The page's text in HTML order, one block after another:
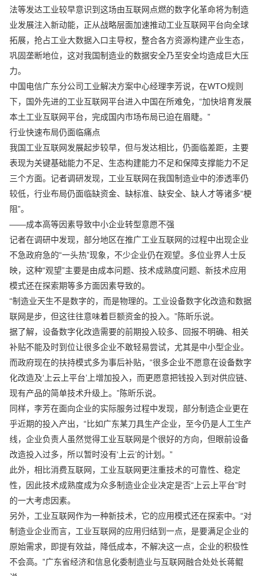
法等发达工业较早意识到这场由互联网点燃的数字化革命将为制造
业发展注入新动能，正从战略层面加速推动工业互联网平台向全球
拓展，抢占工业大数据入口主导权，整合各方资源构建产业生态，
巩固垄断地位，这对我国制造业的数据安全乃至安全均造成巨大压
力。
中国电信广东分公司工业解决方案中心经理李芳说，在WTO规则
下，国外先进的工业互联网平台进入中国在所难免，“加快培育发展
本土工业互联网平台，完成国内市场布局已迫在眉睫。”
行业快速布局仍面临痛点
我国工业互联网发展起步较早，但与发达相比，仍面临差距，主要
表现为关键基础能力不足、生态构建能力不足和保障支撑能力不足
三个方面。记者调研发现，工业互联网在我国制造业中的渗透率仍
较低，行业布局仍面临缺资金、缺标准、缺安全、缺人才等诸多“梗
阻”。
——成本高等因素导致中小企业转型意愿不强
记者在调研中发现，部分地区在推广工业互联网的过程中出现企业
不急政府急的“一头热”现象，不少企业仍在观望。多位业界人士反
映，这种“观望”主要是由成本问题、技术成熟度问题、新技术应用
模式还在探索期等多方面因素导致的。
“制造业天生不是数字的，而是物理的。工业设备数字化改造和数据
联网是步，但这往往意味着巨额资金的投入。”陈昕乐说。
据了解，设备数字化改造需要的前期投入较多、回报不明确、相关
补贴不能及时到位让很多企业不敢轻易尝试，尤其是中小型企业。
而政府现在的扶持模式多为事后补贴，“很多企业不愿意在设备数字
化改造及‘上云上平台’上增加投入，而更愿意把钱投入到对供应链、
现有产品的简单技术升级上。”陈昕乐说。
同样，李芳在面向企业的实际服务过程中发现，部分制造企业更在
乎近期的投入产出，“比如广东某刀具生产企业，至今仍是人工生产
线，企业负责人虽然觉得工业互联网是个很好的方向，但眼前设备
改造投入过多，所以暂时没有‘上云’的计划。”
此外，相比消费互联网，工业互联网更注重技术的可靠性、稳定
性，因此技术成熟度成为众多制造业企业决定是否“上云上平台”时
的一大考虑因素。
另外，工业互联网作为一种新技术，它的应用模式还在探索中。“对
制造业企业而言，工业互联网的应用归结到一点，是要满足企业的
原始需求，即提有效益，降低成本，不解决这一点，企业的积极性
不会高。”广东省经济和信息化委制造业与互联网融合处处长蒋鲲